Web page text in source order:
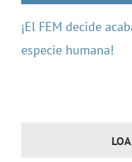
¡El FEM decide
especie humana!